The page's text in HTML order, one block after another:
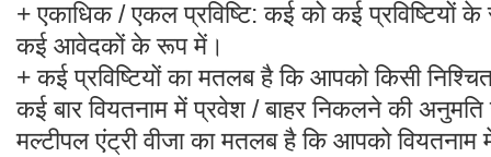
+ एकाधिक / एकल प्रविष्टि: कई को कई प्रविष्टियों के
कई आवेदकों के रूप में।
+ कई प्रविष्टियों का मतलब है कि आपको किसी
कई बार वियतनाम में प्रवेश / बाहर निकलने की
मल्टीपल एंट्री वीजा का मतलब है कि आपको वियतनाम